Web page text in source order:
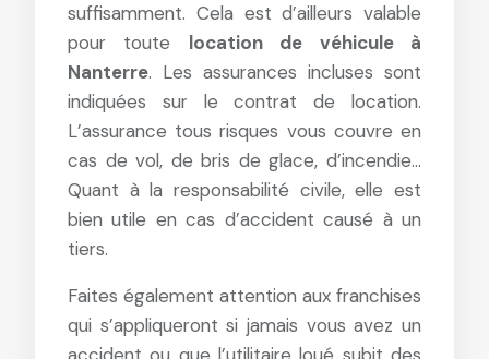
suffisamment. Cela est d’ailleurs valable
pour toute location de véhicule à
Nanterre. Les assurances incluses sont
indiquées sur le contrat de location.
L’assurance tous risques vous couvre en
cas de vol, de bris de glace, d’incendie…
Quant à la responsabilité civile, elle est
bien utile en cas d’accident causé à un
tiers.
Faites également attention aux franchises
qui s’appliqueront si jamais vous avez un